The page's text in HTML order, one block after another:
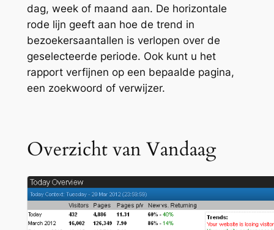
dag, week of maand aan. De horizontale
rode lijn geeft aan hoe de trend in
bezoekersaantallen is verlopen over de
geselecteerde periode. Ook kunt u het
rapport verfijnen op een bepaalde pagina,
een zoekwoord of verwijzer.
Overzicht van Vandaag